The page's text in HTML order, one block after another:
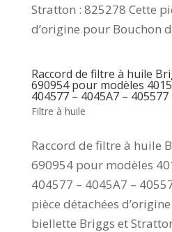
Stratton : 825278 Cette
d’origine pour Bouchon
Raccord de filtre à huile
690954 pour modèles
404577 – 4045A7 –
Filtre à huile
Raccord de filtre à huile
690954 pour modèles
404577 – 4045A7 –
pièce détachées
biellette Briggs et